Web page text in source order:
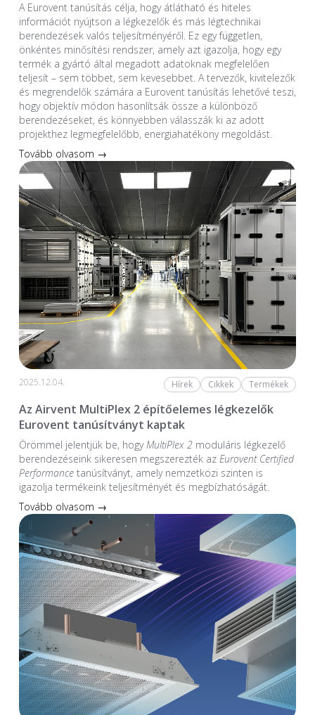
A Eurovent tanúsítás célja, hogy átlátható és hiteles
információt nyújtson a légkezelők és más légtechnikai
berendezések valós teljesítményéről. Ez egy független,
önkéntes minősítési rendszer, amely azt igazolja, hogy egy
termék a gyártó által megadott adatoknak megfelelően
teljesít – sem többet, sem kevesebbet. A tervezők, kivitelezők
és megrendelők számára a Eurovent tanúsítás lehetővé teszi,
hogy objektív módon hasonlítsák össze a különböző
berendezéseket, és könnyebben válasszák ki az adott
projekthez legmegfelelőbb, energiahatékony megoldást.
Tovább olvasom →
2025.12.04. Hírek Cikkek Termékek
Az Airvent MultiPlex 2 építőelemes légkezelők
Eurovent tanúsítványt kaptak
Örömmel jelentjük be, hogyMultiPlex 2moduláris légkezelő
berendezéseink sikeresen megszerezték az Eurovent Certified
Performancetanúsítványt, amely nemzetközi szinten is
igazolja termékeink teljesítményét és megbízhatóságát.
Tovább olvasom →